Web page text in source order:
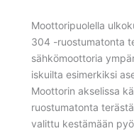
Moottoripuolella
304 -ruostumatonta
sähkömoottoria
iskuilta esimerkiksi
Moottorin akselissa
ruostumatonta
valittu kestämään